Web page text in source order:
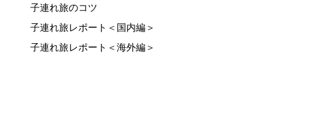
子連れ旅のコツ
子連れ旅レポート＜国内編＞
子連れ旅レポート＜海外編＞